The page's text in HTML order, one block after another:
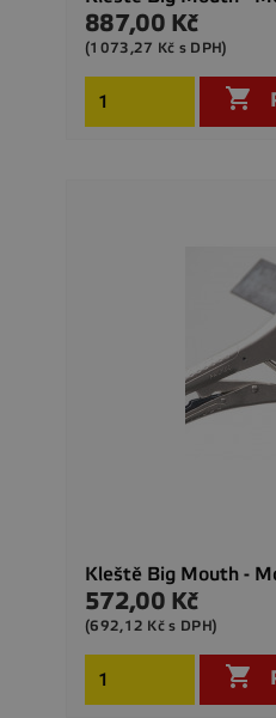
Cena
887,00 Kč
(1073,27 Kč s DPH)

Kleště Big Mouth -
Cena
572,00 Kč
(692,12 Kč s DPH)
